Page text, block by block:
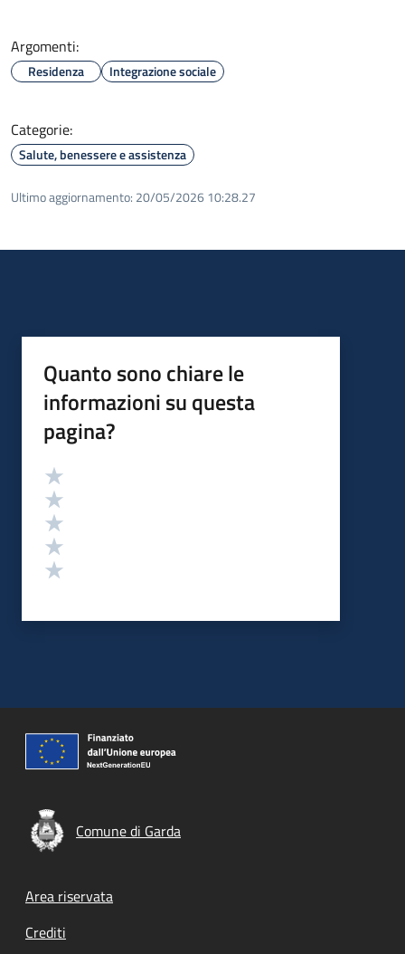
Argomenti:
Residenza Integrazione sociale
Categorie:
Salute, benessere e assistenza
Ultimo aggiornamento: 20/05/2026 10:28.27
Quanto sono chiare le
informazioni su questa
pagina?
Valutazione
Comune di Garda
Footer menu
Area riservata
Crediti